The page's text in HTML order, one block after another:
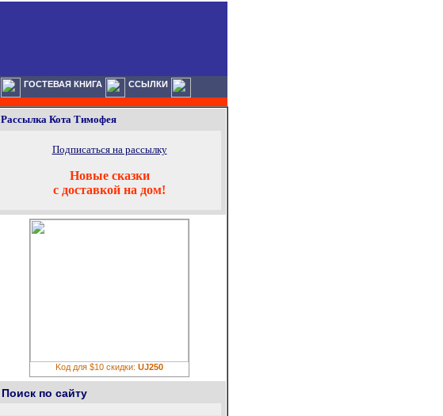
ГОСТЕВАЯ КНИГА ССЫЛКИ
Рассылка Кота Тимофея
Подписаться на рассылку
Новые сказки
с доставкой на дом!
Kод для $10 скидки: UJ250
Поиск по сайту